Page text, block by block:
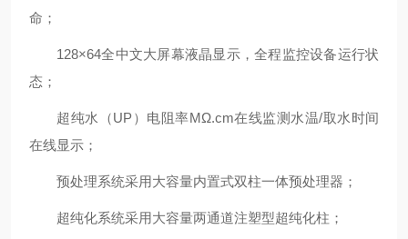
命；
128×64全中文大屏幕液晶显示，全程监控设备运行状
态；
超纯水（UP）电阻率MΩ.cm在线监测水温/取水时间
在线显示；
预处理系统采用大容量内置式双柱一体预处理器；
超纯化系统采用大容量两通道注塑型超纯化柱；